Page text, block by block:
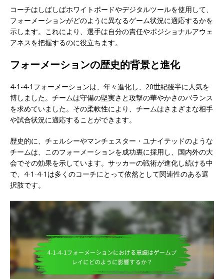
コーチはしばしばホワイトボードやデジタルツールを使用して、
フォーメーションがどのように異なるゲーム状況に適応するかを
示します。これにより、選手は自分の責任やポジショナルアウェ
アネスを把握するのに役立ちます。
フォーメーションの歴史的背景と進化
4-1-4-1フォーメーションは、年々進化し、20世紀後半に人気を
博しました。チームは守備の堅実さと攻撃の華やかさのバランス
を求めていました。その柔軟性により、チームはさまざまな相手
や試合状況に適応することができます。
歴史的に、チェルシーやマンチェスター・ユナイテッドのような
チームは、このフォーメーションを成功裏に採用し、国内外の大
会でその効果を示しています。サッカーの戦術が進化し続ける中
で、4-1-4-1は多くのコーチにとって依然として関連性のある選
択肢です。